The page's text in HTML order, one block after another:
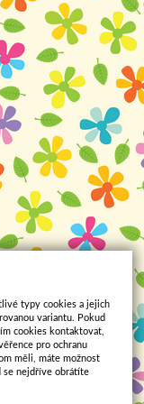
typy cookies a jejich
variantu. Pokud
cookies kontaktovat,
pro ochranu
měli, máte možnost
se nejdříve obrátíte